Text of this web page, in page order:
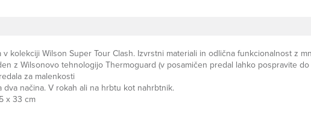
v kolekciji Wilson Super Tour Clash. Izvrstni materiali in odlična funkcionalnost z
z Wilsonovo tehnologijo Thermoguard (v posamičen predal lahko pospravite
za malenkosti
dva načina. V rokah ali na hrbtu kot nahrbtnik.
x 33 cm